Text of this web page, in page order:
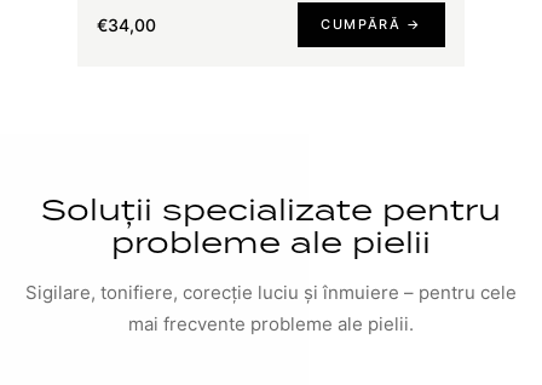
€34,00 CUMPĂRĂ →
Soluții specializate pentru
probleme ale pielii
Sigilare, tonifiere, corecție luciu și înmuiere – pentru cele
mai frecvente probleme ale pielii.